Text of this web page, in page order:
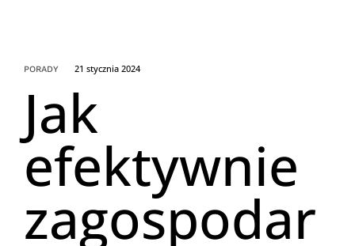
PORADY 21 stycznia 2024
Jak
efektywnie
zagospodar